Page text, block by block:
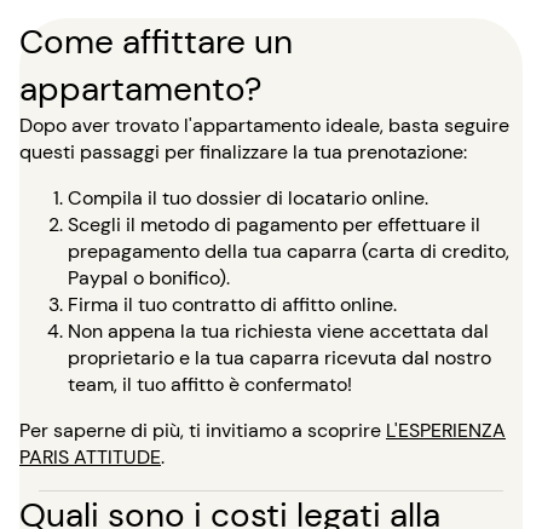
Come affittare un
appartamento?
Dopo aver trovato l'appartamento ideale, basta seguire
questi passaggi per finalizzare la tua prenotazione:
Compila il tuo dossier di locatario online.
Scegli il metodo di pagamento per effettuare il
prepagamento della tua caparra (carta di credito,
Paypal o bonifico).
Firma il tuo contratto di affitto online.
Non appena la tua richiesta viene accettata dal
proprietario e la tua caparra ricevuta dal nostro
team, il tuo affitto è confermato!
Per saperne di più, ti invitiamo a scoprire L'ESPERIENZA
PARIS ATTITUDE.
Quali sono i costi legati alla